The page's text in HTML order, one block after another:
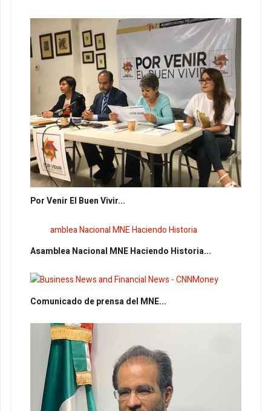
Por Venir El Buen Vivir...
Asamblea Nacional MNE Haciendo Historia...
Comunicado de prensa del MNE...